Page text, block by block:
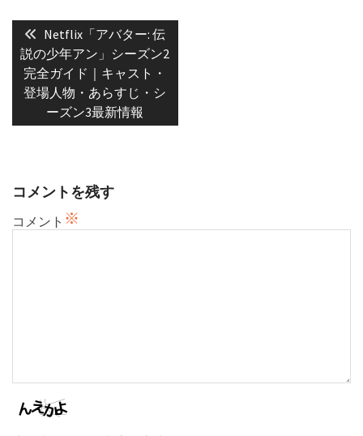
稿
ナ
ビ
ゲ
Previous
post:
Netflix「アバター: 伝
説の少年アン」シーズン2
完全ガイド｜キャスト・
登場人物・あらすじ・シ
ーズン3最新情報
コメントを残す
コメント ※